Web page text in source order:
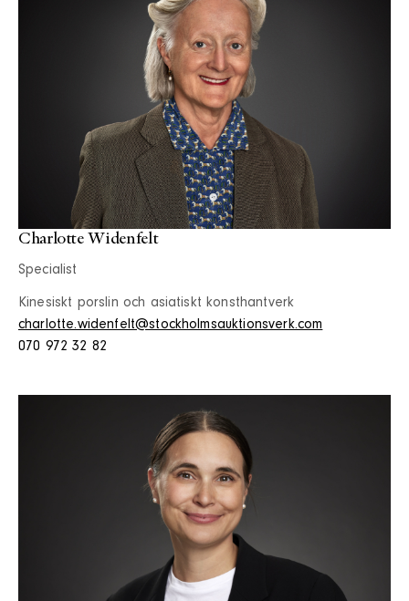
Charlotte Widenfelt
Specialist
Kinesiskt porslin och asiatiskt konsthantverk
charlotte.widenfelt@stockholmsauktionsverk.com
070 972 32 82